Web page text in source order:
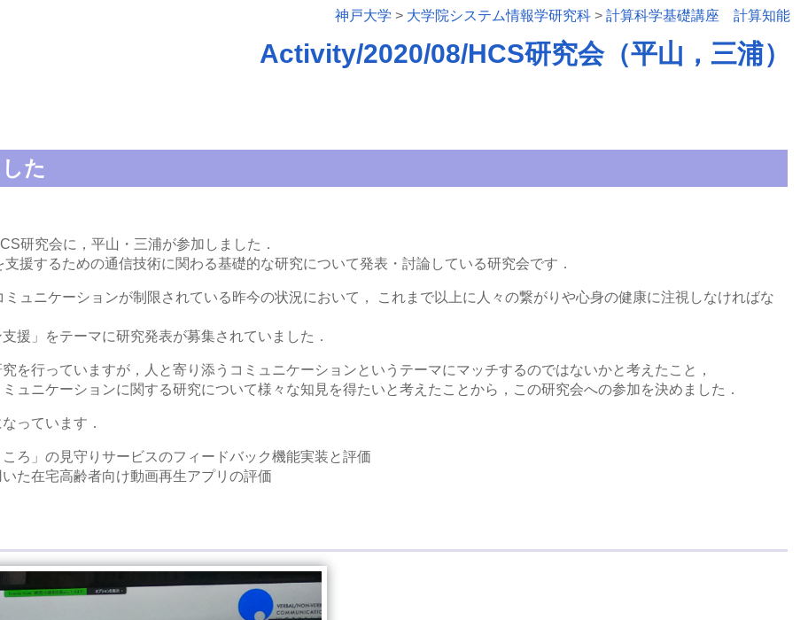
神戸大学 > 大学院システム情報学研究科 > 計算科学基礎講座 計算知能
Activity/2020/08/HCS研究会（平山，三浦）
た
研究会に，平山・三浦が参加しました．
援するための通信技術に関わる基礎的な研究について発表・討論している研究会です．
ュニケーションが制限されている昨今の状況において， これまで以上に人々の繋がりや心身の健康に注視しなければな
援」をテーマに研究発表が募集されていました．
を行っていますが，人と寄り添うコミュニケーションというテーマにマッチするのではないかと考えたこと，
ュニケーションに関する研究について様々な知見を得たいと考えたことから，この研究会への参加を決めました．
っています．
ろ」の見守りサービスのフィードバック機能実装と評価
た在宅高齢者向け動画再生アプリの評価